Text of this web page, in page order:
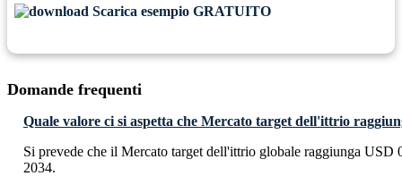
Scarica esempio GRATUITO
Domande frequenti
Quale valore ci si aspetta che Mercato target dell'ittrio
Si prevede che il Mercato target dell'ittrio globale raggiunga USD
2034.